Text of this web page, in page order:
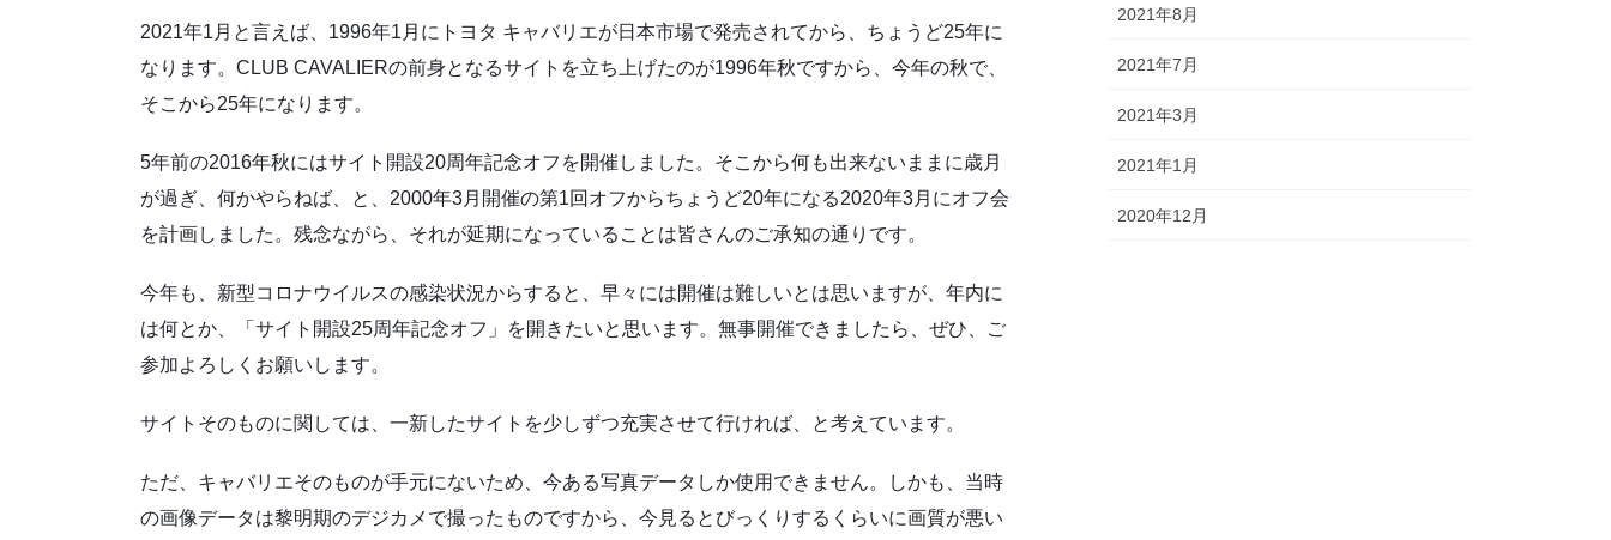
2021年1月と言えば、1996年1月にトヨタ キャバリエが日本市場で発売されてから、ちょうど25年に
なります。CLUB CAVALIERの前身となるサイトを立ち上げたのが1996年秋ですから、今年の秋で、
そこから25年になります。
5年前の2016年秋にはサイト開設20周年記念オフを開催しました。そこから何も出来ないままに歳月
が過ぎ、何かやらねば、と、2000年3月開催の第1回オフからちょうど20年になる2020年3月にオフ会
を計画しました。残念ながら、それが延期になっていることは皆さんのご承知の通りです。
今年も、新型コロナウイルスの感染状況からすると、早々には開催は難しいとは思いますが、年内に
は何とか、「サイト開設25周年記念オフ」を開きたいと思います。無事開催できましたら、ぜひ、ご
参加よろしくお願いします。
サイトそのものに関しては、一新したサイトを少しずつ充実させて行ければ、と考えています。
ただ、キャバリエそのものが手元にないため、今ある写真データしか使用できません。しかも、当時
の画像データは黎明期のデジカメで撮ったものですから、今見るとびっくりするくらいに画質が悪い
2021年8月
2021年7月
2021年3月
2021年1月
2020年12月